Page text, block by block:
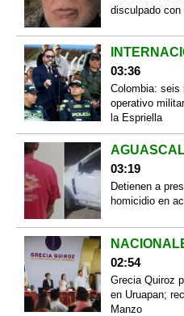
disculpado con
03:36
Colombia: seis
operativo
la Espriella
03:19
Detienen a
homicidio en
02:54
Grecia Quiroz
en Uruapan;
Manzo